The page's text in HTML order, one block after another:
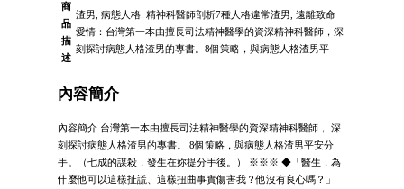
商
品
描
述
渣男, 病態人格: 精神科醫師剖析7種人格違常渣男, 遠離致命
愛情：台灣第一本由擅長司法精神醫學的資深精神科醫師，深
刻探討病態人格渣男的專書。8個策略，與病態人格渣男平
內容簡介
內容簡介 台灣第一本由擅長司法精神醫學的資深精神科醫師， 深
刻探討病態人格渣男的專書。 8個策略，與病態人格渣男平安分
手。（七成的謀殺，發生在妳提分手後。） ※※※ ◆「醫生，為
什麼他可以這樣扯謊、這樣扭曲事實傷害我？他沒有良心嗎？」